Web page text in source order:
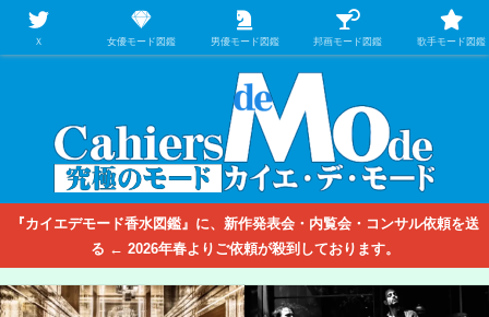
【映画/音楽の中のファッション＆香水】を徹底的に分析するファッション＆ア
パレル業界人のための学習サイト
『カイエデモード香水図鑑』に、新作発表会・内覧会・コンサル依頼を送
る ← 2026年春よりご依頼が殺到しております。
Ｘ 女優モード図鑑 男優モード図鑑 邦画モード図鑑 歌手モード図鑑